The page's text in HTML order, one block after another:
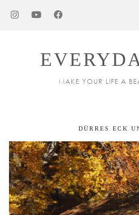
MAKE YOUR LIFE A
DÜRRES ECK